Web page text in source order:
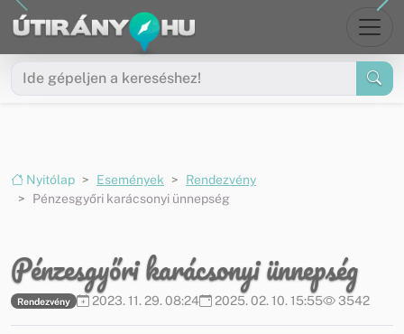
Ugrás a menüre
Ugrás a tartalomra
Nyitólap Események
Rendezvény
Pénzesgyőri karácsonyi ünnepség
Pénzesgyőri karácsonyi ünnepség
Rendezvény 2023. 11. 29. 08:24 2025. 02. 10. 15:55 3542